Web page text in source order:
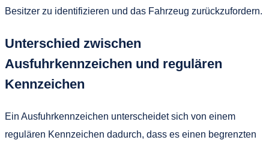
Besitzer zu identifizieren und das Fahrzeug zurückzufordern.
Unterschied zwischen
Ausfuhrkennzeichen und regulären
Kennzeichen
Ein Ausfuhrkennzeichen unterscheidet sich von einem
regulären Kennzeichen dadurch, dass es einen begrenzten